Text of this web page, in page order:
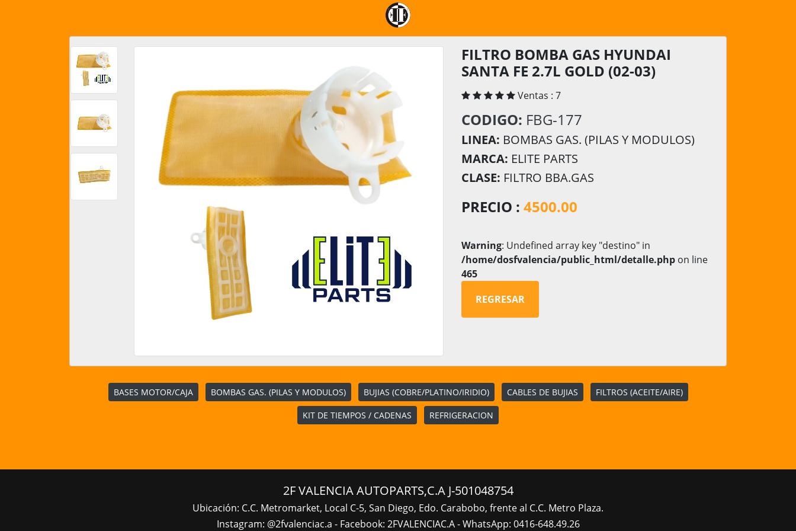
FILTRO BOMBA GAS HYUNDAI
SANTA FE 2.7L GOLD (02-03)
Ventas : 7
CODIGO: FBG-177
LINEA: BOMBAS GAS. (PILAS Y MODULOS)
MARCA: ELITE PARTS
CLASE: FILTRO BBA.GAS
PRECIO :4500.00
Warning: Undefined array key "destino" in
/home/dosfvalencia/public_html/detalle.php on line
465
REGRESAR
BASES MOTOR/CAJA BOMBAS GAS. (PILAS Y MODULOS) BUJIAS (COBRE/PLATINO/IRIDIO) CABLES DE BUJIAS FILTROS (ACEITE/AIRE)
KIT DE TIEMPOS / CADENAS REFRIGERACION
2F VALENCIA AUTOPARTS,C.A J-501048754
Ubicación: C.C. Metromarket, Local C-5, San Diego, Edo. Carabobo, frente al C.C. Metro Plaza.
Instagram: @2fvalenciac.a - Facebook: 2FVALENCIAC.A - WhatsApp: 0416-648.49.26